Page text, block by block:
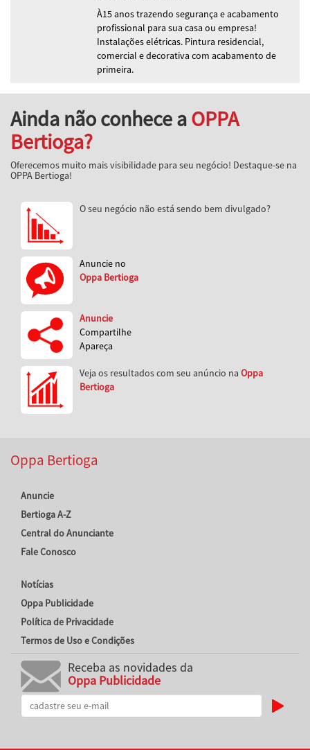
À15 anos trazendo segurança e acabamento
profissional para sua casa ou empresa!
Instalações elétricas. Pintura residencial,
comercial e decorativa com acabamento de
primeira.
Ainda não conhece aOPPA
Bertioga?
Oferecemos muito mais visibilidade para seu negócio! Destaque-se na
OPPA Bertioga!
O seu negócio não está sendo bem divulgado?
Anuncie no
Oppa Bertioga
Anuncie
Compartilhe
Apareça
Veja os resultados com seu anúncio na Oppa
Bertioga
Oppa Bertioga
Anuncie
Bertioga A-Z
Central do Anunciante
Fale Conosco
Notícias
Oppa Publicidade
Política de Privacidade
Termos de Uso e Condições
Receba as novidades da
Oppa Publicidade